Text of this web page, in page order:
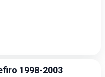
1998-2003